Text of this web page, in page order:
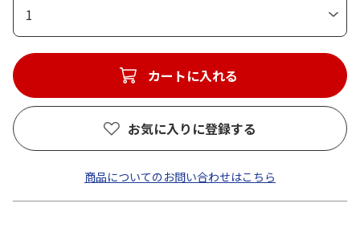
1
カートに入れる
お気に入りに登録する
商品についてのお問い合わせはこちら